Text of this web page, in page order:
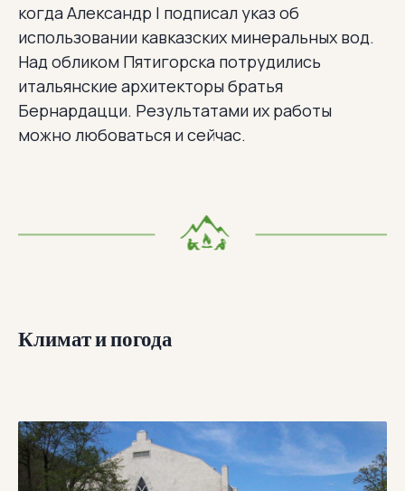
когда Александр I подписал указ об
использовании кавказских минеральных вод.
Над обликом Пятигорска потрудились
итальянские архитекторы братья
Бернардацци. Результатами их работы
можно любоваться и сейчас.
Климат и погода